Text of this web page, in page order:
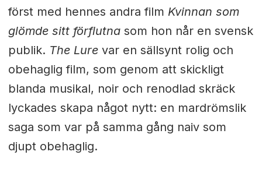
först med hennes andra film Kvinnan som
glömde sitt förflutna som hon når en svensk
publik. The Lurevar en sällsynt rolig och
obehaglig film, som genom att skickligt
blanda musikal, noir och renodlad skräck
lyckades skapa något nytt: en mardrömslik
saga som var på samma gång naiv som
djupt obehaglig.